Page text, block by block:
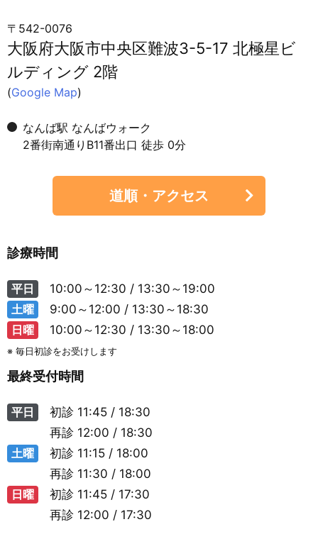
〒542-0076
大阪府大阪市中央区難波3-5-17 北極星ビ
ルディング 2階
(Google Map)
なんば駅 なんばウォーク
2番街南通りB11番出口 徒歩 0分
道順・アクセス
診療時間
平日
10:00～12:30 / 13:30～19:00
土曜
9:00～12:00 / 13:30～18:30
日曜
10:00～12:30 / 13:30～18:00
※ 毎日初診をお受けします
最終受付時間
平日 初診 11:45 / 18:30
再診 12:00 / 18:30
土曜
初診 11:15 / 18:00
再診 11:30 / 18:00
日曜
初診 11:45 / 17:30
再診 12:00 / 17:30